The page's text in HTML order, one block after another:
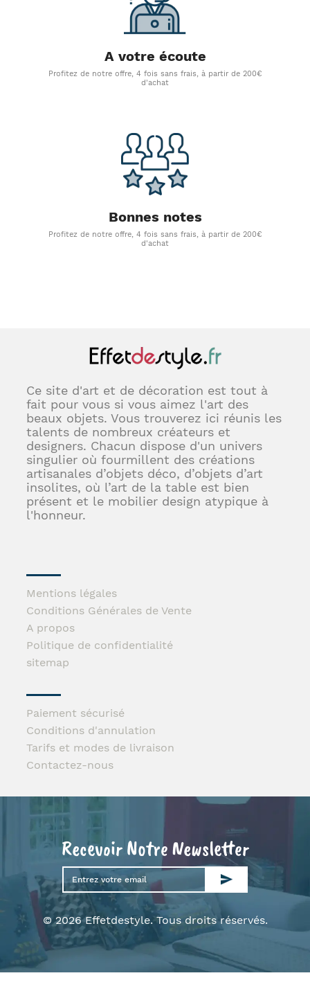
A votre écoute
Profitez de notre offre, 4 fois sans frais, à partir de 200€
d'achat
Bonnes notes
Profitez de notre offre, 4 fois sans frais, à partir de 200€
d'achat
Ce site d'art et de décoration est tout à
fait pour vous si vous aimez l'art des
beaux objets. Vous trouverez ici réunis les
talents de nombreux créateurs et
designers. Chacun dispose d'un univers
singulier où fourmillent des créations
artisanales d’objets déco, d’objets d’art
insolites, où l’art de la table est bien
présent et le mobilier design atypique à
l'honneur.
Mentions légales
Conditions Générales de Vente
A propos
Politique de confidentialité
sitemap
Paiement sécurisé
Conditions d'annulation
Tarifs et modes de livraison
Contactez-nous
Recevoir Notre Newsletter
© 2026 Effetdestyle. Tous droits réservés.